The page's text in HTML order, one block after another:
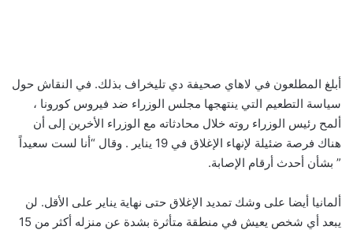
أبلغ المطلعون في لاهاي صحيفة دي تليخراف بذلك. في النقاش حول
سياسة التطعيم التي ينتهجها مجلس الوزراء ضد فيروس كورونا ،
ألمح رئيس الوزراء روته خلال محادثاته مع الوزراء الأخرين إلى أن
هناك فرصة ضئيلة لإنهاء الإغلاق في 19 يناير . وقال “أنا لست سعيداً
” بشأن أحدث أرقام الإصابة.
ألمانيا أيضا على وشك تمديد الإغلاق حتى نهاية يناير على الأقل. لن
يبعد أي شخص يعيش في منطقة متأثرة بشدة عن منزله أكثر من 15